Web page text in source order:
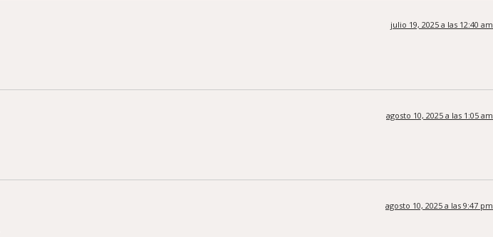
julio 19, 2025 a las 12:40 am
agosto 10, 2025 a las 1:05 am
agosto 10, 2025 a las 9:47 pm